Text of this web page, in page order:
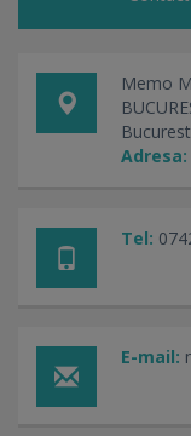
Memo
Adresa:
Tel:
E-mail: